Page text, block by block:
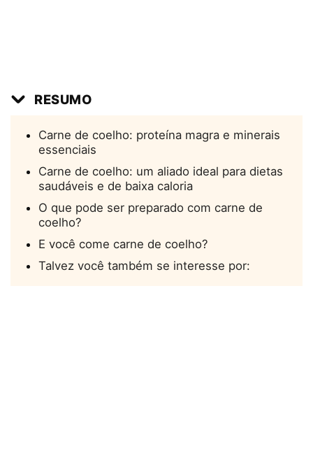
RESUMO
Carne de coelho: proteína magra e minerais
essenciais
Carne de coelho: um aliado ideal para dietas
saudáveis e de baixa caloria
O que pode ser preparado com carne de
coelho?
E você come carne de coelho?
Talvez você também se interesse por: